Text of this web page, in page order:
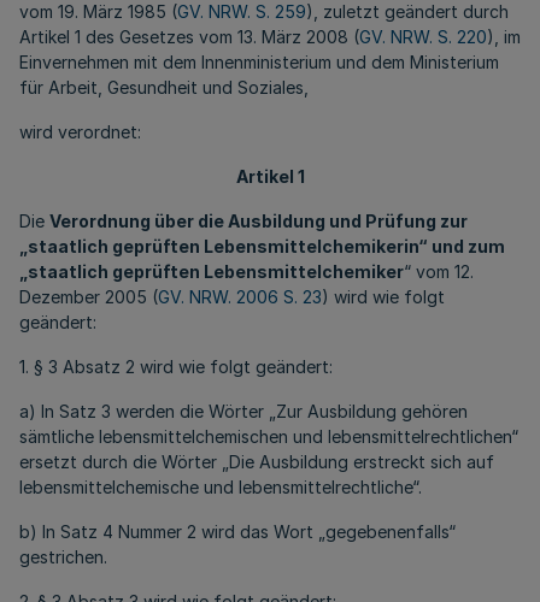
vom 19. März 1985 (GV. NRW. S. 259), zuletzt geändert durch
Artikel 1 des Gesetzes vom 13. März 2008 (GV. NRW. S. 220), im
Einvernehmen mit dem Innenministerium und dem Ministerium
für Arbeit, Gesundheit und Soziales,
wird verordnet:
Artikel 1
Die Verordnung über die Ausbildung und Prüfung zur
„staatlich geprüften Lebensmittelchemikerin“ und zum
„staatlich geprüften Lebensmittelchemiker“ vom 12.
Dezember 2005 (GV. NRW. 2006 S. 23) wird wie folgt
geändert:
1. § 3 Absatz 2 wird wie folgt geändert:
a) In Satz 3 werden die Wörter „Zur Ausbildung gehören
sämtliche lebensmittelchemischen und lebensmittelrechtlichen“
ersetzt durch die Wörter „Die Ausbildung erstreckt sich auf
lebensmittelchemische und lebensmittelrechtliche“.
b) In Satz 4 Nummer 2 wird das Wort „gegebenenfalls“
gestrichen.